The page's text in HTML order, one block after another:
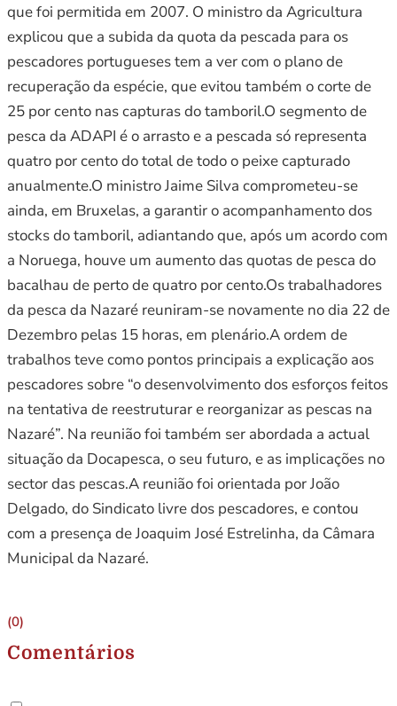
que foi permitida em 2007. O ministro da Agricultura
explicou que a subida da quota da pescada para os
pescadores portugueses tem a ver com o plano de
recuperação da espécie, que evitou também o corte de
25 por cento nas capturas do tamboril.O segmento de
pesca da ADAPI é o arrasto e a pescada só representa
quatro por cento do total de todo o peixe capturado
anualmente.O ministro Jaime Silva comprometeu-se
ainda, em Bruxelas, a garantir o acompanhamento dos
stocks do tamboril, adiantando que, após um acordo com
a Noruega, houve um aumento das quotas de pesca do
bacalhau de perto de quatro por cento.Os trabalhadores
da pesca da Nazaré reuniram-se novamente no dia 22 de
Dezembro pelas 15 horas, em plenário.A ordem de
trabalhos teve como pontos principais a explicação aos
pescadores sobre “o desenvolvimento dos esforços feitos
na tentativa de reestruturar e reorganizar as pescas na
Nazaré”. Na reunião foi também ser abordada a actual
situação da Docapesca, o seu futuro, e as implicações no
sector das pescas.A reunião foi orientada por João
Delgado, do Sindicato livre dos pescadores, e contou
com a presença de Joaquim José Estrelinha, da Câmara
Municipal da Nazaré.
(0)
Comentários